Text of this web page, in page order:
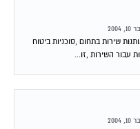
שירות בתחום ,סוכניות ביטוח
עבור השירות ,זו...